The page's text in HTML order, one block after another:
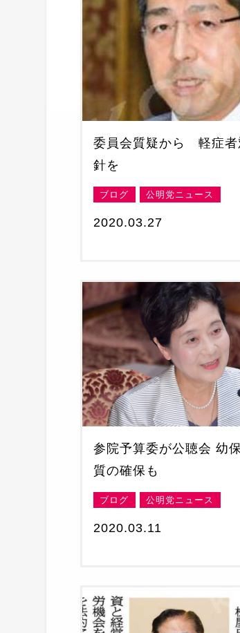
委員会質疑から 軽症者
針を
ブログ 公明党ニュース
2020.03.27
参院予算委が公聴会 幼保
質の確保も
ブログ 公明党ニュース
2020.03.11